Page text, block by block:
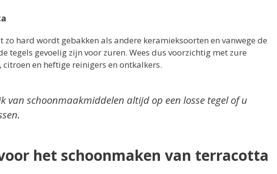
hard wordt gebakken als andere keramieksoorten en vanwege de
tegels gevoelig zijn voor zuren. Wees dus voorzichtig met zure
en heftige reinigers en ontkalkers.
van schoonmaakmiddelen altijd op een losse tegel of u
het schoonmaken van terracotta